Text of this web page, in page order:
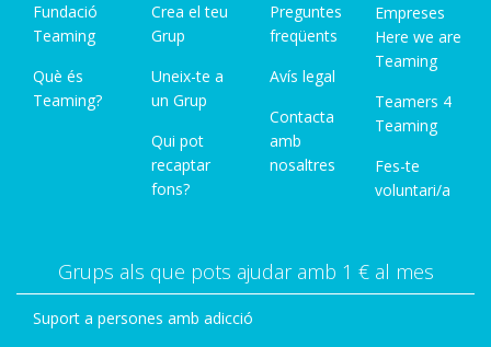
Fundació
Teaming
Què és
Teaming?
Crea el teu
Grup
Uneix-te a
un Grup
Qui pot
recaptar
fons?
Preguntes
freqüents
Avís legal
Contacta
amb
nosaltres
Empreses
Here we are
Teaming
Teamers 4
Teaming
Fes-te
voluntari/a
Grups als que pots ajudar amb 1 € al mes
Suport a persones amb adicció